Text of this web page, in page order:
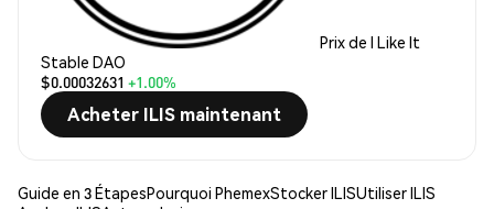
Prix de I Like It
Stable DAO
$0.00032631 +1.00%
Acheter ILIS maintenant
Guide en 3 ÉtapesPourquoi PhemexStocker ILISUtiliser ILIS